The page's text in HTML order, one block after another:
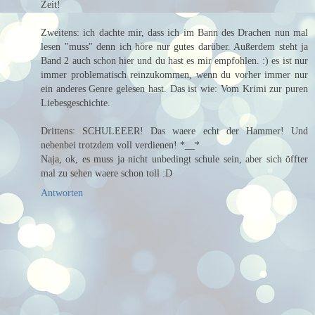
Zeit!
Zweitens: ich dachte mir, dass ich im Bann des Drachen nun mal
lesen "muss" denn ich höre nur gutes darüber. Außerdem steht ja
Band 2 auch schon hier und du hast es mir empfohlen. :) es ist nur
immer problematisch reinzukommen, wenn du vorher immer nur
ein anderes Genre gelesen hast. Das ist wie: Vom Krimi zur puren
Liebesgeschichte.
Drittens: SCHULEEER! Das waere echt der Hammer! Und
nebenbei trotzdem voll verdienen! *__*
Naja, ok, es muss ja nicht unbedingt schule sein, aber sich öffter
mal zu sehen waere schon toll :D
Antworten